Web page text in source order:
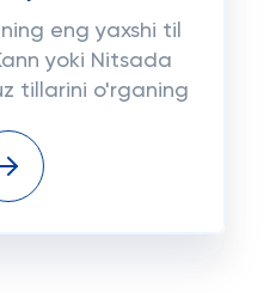
eng yaxshi til
yoki Nitsada
tillarini o'rganing